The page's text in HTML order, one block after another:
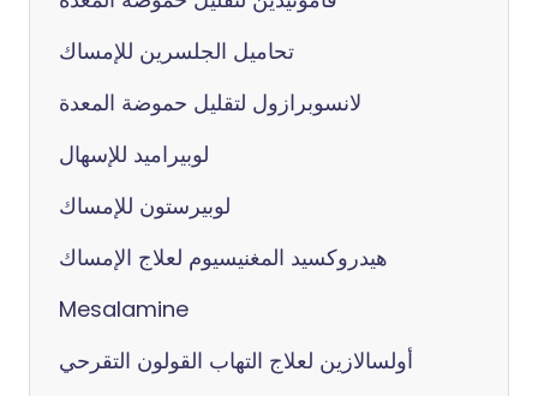
تحاميل الجلسرين للإمساك
لانسوبرازول لتقليل حموضة المعدة
لوبيراميد للإسهال
لوبيرستون للإمساك
هيدروكسيد المغنيسيوم لعلاج الإمساك
Mesalamine
أولسالازين لعلاج التهاب القولون التقرحي